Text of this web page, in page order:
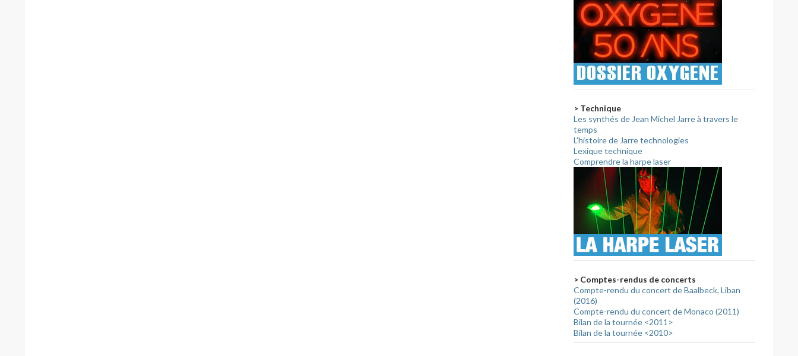
> Technique
Les synthés de Jean Michel Jarre à travers le
temps
L'histoire de Jarre technologies
Lexique technique
Comprendre la harpe laser
> Comptes-rendus de concerts
Compte-rendu du concert de Baalbeck, Liban
(2016)
Compte-rendu du concert de Monaco (2011)
Bilan de la tournée <2011>
Bilan de la tournée <2010>